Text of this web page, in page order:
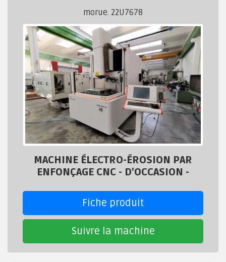
morue. 22U7678
MACHINE ÉLECTRO-ÉROSION PAR
ENFONÇAGE CNC - D'OCCASION -
Fiche produit
Suivre la machine